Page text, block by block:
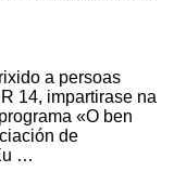
a persoas
14, impartirase na
«O ben
de
…